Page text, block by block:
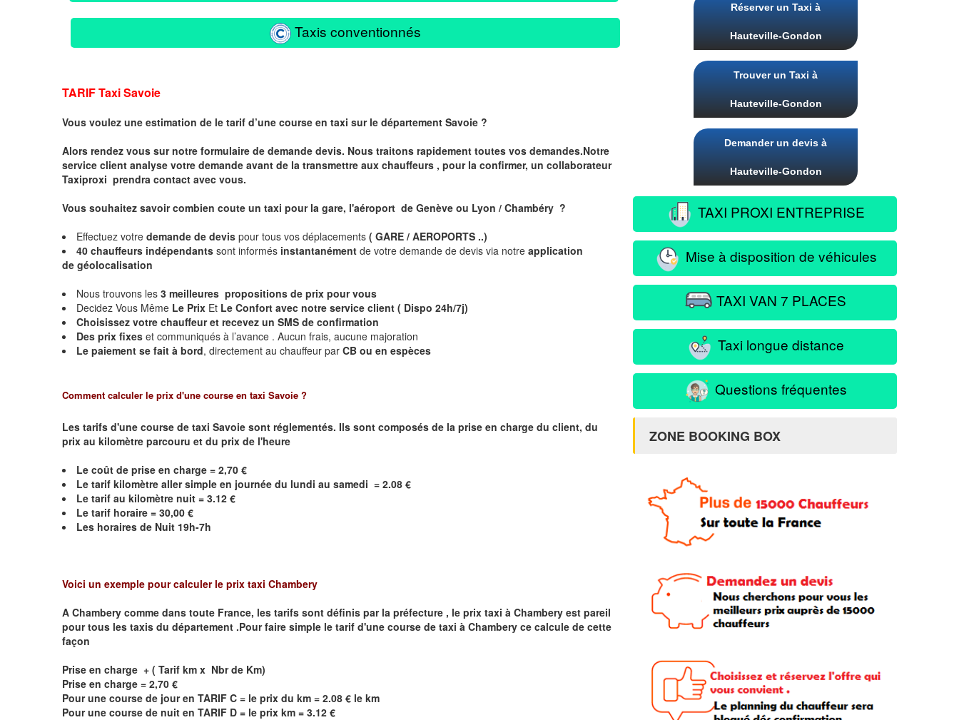
Taxis conventionnés
TARIF Taxi Savoie
Vous voulez une estimation de le tarif d’une course en taxi sur le département Savoie ?
Alors rendez vous sur notre formulaire de demande devis. Nous traitons rapidement toutes vos demandes.Notre
service client analyse votre demande avant de la transmettre aux chauffeurs , pour la confirmer, un collaborateur
Taxiproxi prendra contact avec vous.
Vous souhaitez savoir combien coute un taxi pour la gare, l'aéroport de Genève ou Lyon / Chambéry ?
Effectuez votre demande de devis pour tous vos déplacements ( GARE / AEROPORTS ..)
40 chauffeurs indépendants sont informés instantanément de votre demande de devis via notre application
de géolocalisation
Nous trouvons les 3 meilleures propositions de prix pour vous
Decidez Vous Même Le Prix Et Le Confort avec notre service client ( Dispo 24h/7j)
Choisissez votre chauffeur et recevez un SMS de confirmation
Des prix fixes et communiqués à l’avance . Aucun frais, aucune majoration
Le paiement se fait à bord, directement au chauffeur par CB ou en espèces
Comment calculer le prix d'une course en taxi Savoie ?
Les tarifs d'une course de taxi Savoie sont réglementés. Ils sont composés de la prise en charge du client, du
prix au kilomètre parcouru et du prix de l'heure
Le coût de prise en charge = 2,70 €
Le tarif kilomètre aller simple en journée du lundi au samedi = 2.08 €
Le tarif au kilomètre nuit = 3.12 €
Le tarif horaire = 30,00 €
Les horaires de Nuit 19h-7h
Voici un exemple pour calculer le prix taxi Chambery
A Chambery comme dans toute France, les tarifs sont définis par la préfecture , le prix taxi à Chambery est pareil
pour tous les taxis du département .Pour faire simple le tarif d'une course de taxi à Chambery ce calcule de cette
façon
Prise en charge + ( Tarif km x Nbr de Km)
Prise en charge = 2,70 €
Pour une course de jour en TARIF C = le prix du km = 2.08 € le km
Pour une course de nuit en TARIF D = le prix km = 3.12 €
Réserver un Taxi à
Hauteville-Gondon
Trouver un Taxi à
Hauteville-Gondon
Demander un devis à
Hauteville-Gondon
TAXI PROXI ENTREPRISE
Mise à disposition de véhicules
TAXI VAN 7 PLACES
Taxi longue distance
Questions fréquentes
ZONE BOOKING BOX